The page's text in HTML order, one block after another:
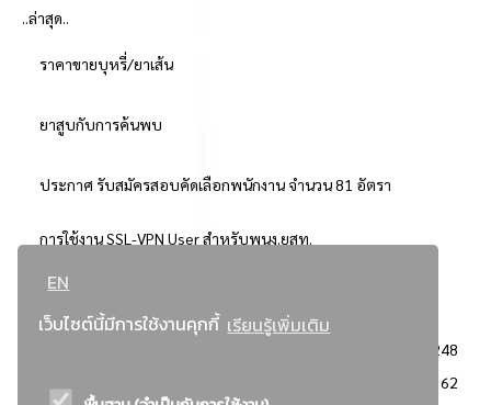
EN
เว็บไซต์นี้มีการใช้งานคุกกี้ เรียนรู้เพิ่มเติม
..ล่าสุด..
ราคาขายบุหรี่/ยาเส้น
ยาสูบกับการค้นพบ
ประกาศ รับสมัครสอบคัดเลือกพนักงาน จำนวน 81 อัตรา
การใช้งาน SSL-VPN User สำหรับพนง.ยสท.
..ยอดนิยม..
3248
2362